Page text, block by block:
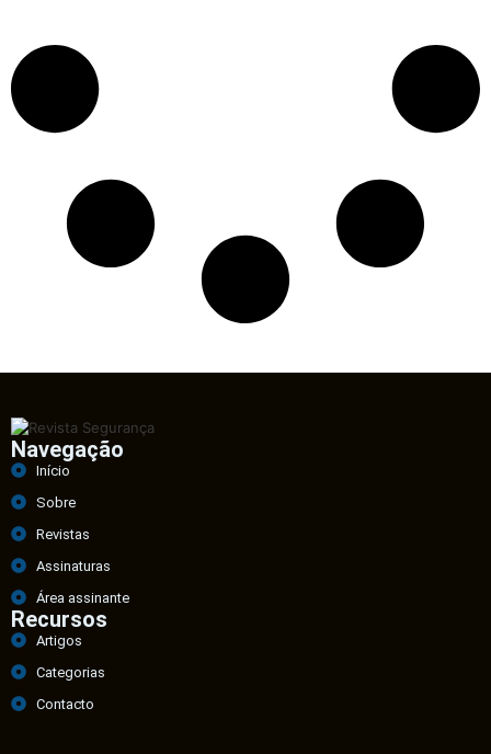
Navegação
Início
Sobre
Revistas
Assinaturas
Área assinante
Recursos
Artigos
Categorias
Contacto